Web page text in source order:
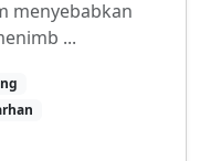
menyebabkan
...